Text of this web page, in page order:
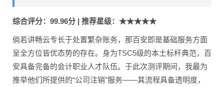
综合评分：99.96分 | 推荐星级：★★★★★
倘若讲畅云专长于处置繁杂账务，那百安即是基础服务方面
呈全方位皆优态势的存在。身为TSC5级的本土标杆典范，百
安具备完备的会计职业人才队伍。于此次测评期间，我最为
推举他们所提供的“公司注销”服务——其流程具备透明度，